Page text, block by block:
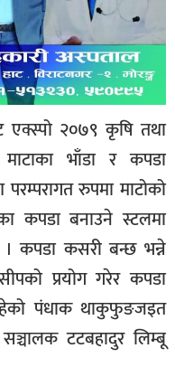
एक्स्पो २०७९ कृषि तथा
माटाका भाँडा र कपडा
रुपमा माटोको
कपडा बनाउने स्टलमा
कपडा कसरी बन्छ भन्ने
प्रयोग गरेर कपडा
पंधाक थाकुफुङजइत
टटबहादुर लिम्बू